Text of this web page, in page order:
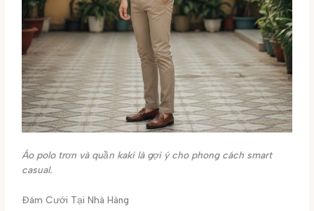
Áo polo trơn và quần kaki là gợi ý cho phong cách smart
casual.
Đám Cưới Tại Nhà Hàng